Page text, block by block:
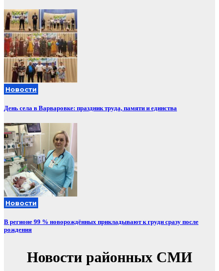
Новости
День села в Варваровке: праздник труда, памяти и единства
Новости
В регионе 99 % новорождённых прикладывают к груди сразу после
рождения